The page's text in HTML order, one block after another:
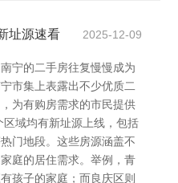
址源速看 2025-12-09
宁的二手房往复慢慢成为
市集上表露出不少优质二
为有购房需求的市民提供
域均有新址源上线，包括
门地段。这些房源涵盖不
庭的居住需求。举例，青
孩子的家庭；而良庆区则